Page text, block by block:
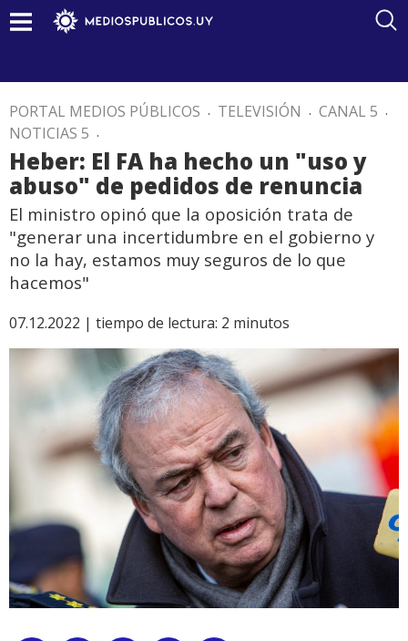
PORTAL MEDIOS PÚBLICOS . TELEVISIÓN . CANAL 5 .
NOTICIAS 5 .
Heber: El FA ha hecho un "uso y
abuso" de pedidos de renuncia
El ministro opinó que la oposición trata de
"generar una incertidumbre en el gobierno y
no la hay, estamos muy seguros de lo que
hacemos"
07.12.2022 | tiempo de lectura: 2 minutos